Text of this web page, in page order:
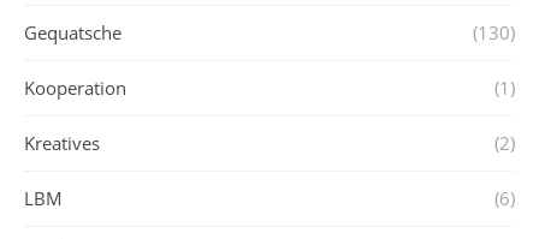
Gequatsche (130)
Kooperation (1)
Kreatives (2)
LBM (6)